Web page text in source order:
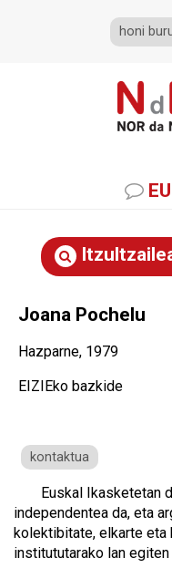
honi
EU
Joana Pochelu
Hazparne, 1979
EIZIEko bazkide
kontaktua
Euskal Ikasketetan
independentea da, eta
kolektibitate, elkarte eta
institututarako lan egiten